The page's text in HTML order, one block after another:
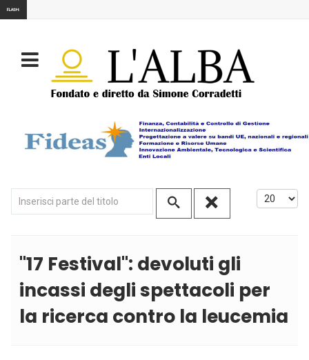
FLASH:
Inserisci parte del titolo
''17 Festival'': devoluti gli
incassi degli spettacoli per
la ricerca contro la leucemia